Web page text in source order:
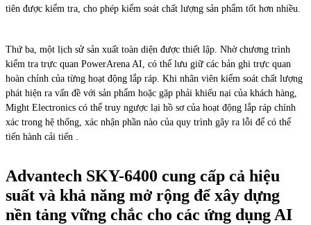
tiên được kiểm tra, cho phép kiểm soát chất lượng sản phẩm tốt hơn nhiều.
Thứ ba, một lịch sử sản xuất toàn diện được thiết lập. Nhờ chương trình
kiểm tra trực quan PowerArena AI, có thể lưu giữ các bản ghi trực quan
hoàn chỉnh của từng hoạt động lắp ráp. Khi nhân viên kiểm soát chất lượng
phát hiện ra vấn đề với sản phẩm hoặc gặp phải khiếu nại của khách hàng,
Might Electronics có thể truy ngược lại hồ sơ của hoạt động lắp ráp chính
xác trong hệ thống, xác nhận phần nào của quy trình gây ra lỗi để có thể
tiến hành cải tiến .
Advantech SKY-6400 cung cấp cả hiệu
suất và khả năng mở rộng để xây dựng
nền tảng vững chắc cho các ứng dụng AI